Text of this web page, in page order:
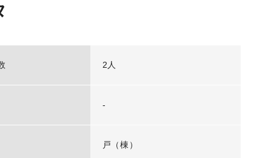
2人
-
戸（棟）